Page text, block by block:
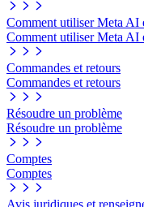
Comment utiliser Meta AI
Comment utiliser Meta AI
Commandes et retours
Commandes et retours
Résoudre un problème
Résoudre un problème
Comptes
Comptes